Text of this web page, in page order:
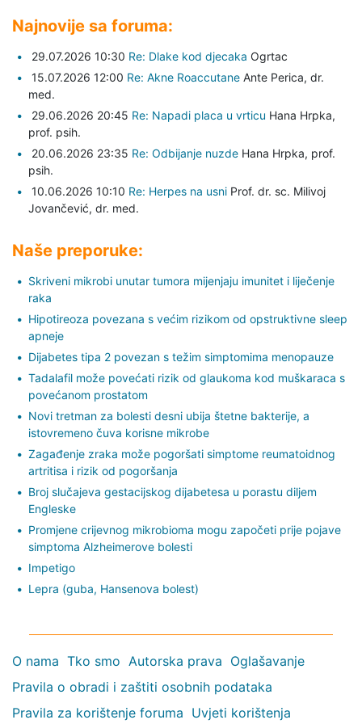
Najnovije sa foruma:
29.07.2026 10:30 Re: Dlake kod djecaka Ogrtac
15.07.2026 12:00 Re: Akne Roaccutane Ante Perica, dr.
med.
29.06.2026 20:45 Re: Napadi placa u vrticu Hana Hrpka,
prof. psih.
20.06.2026 23:35 Re: Odbijanje nuzde Hana Hrpka, prof.
psih.
10.06.2026 10:10 Re: Herpes na usni Prof. dr. sc. Milivoj
Jovančević, dr. med.
Naše preporuke:
Skriveni mikrobi unutar tumora mijenjaju imunitet i liječenje
raka
Hipotireoza povezana s većim rizikom od opstruktivne sleep
apneje
Dijabetes tipa 2 povezan s težim simptomima menopauze
Tadalafil može povećati rizik od glaukoma kod muškaraca s
povećanom prostatom
Novi tretman za bolesti desni ubija štetne bakterije, a
istovremeno čuva korisne mikrobe
Zagađenje zraka može pogoršati simptome reumatoidnog
artritisa i rizik od pogoršanja
Broj slučajeva gestacijskog dijabetesa u porastu diljem
Engleske
Promjene crijevnog mikrobioma mogu započeti prije pojave
simptoma Alzheimerove bolesti
Impetigo
Lepra (guba, Hansenova bolest)
O nama Tko smo Autorska prava Oglašavanje
Pravila o obradi i zaštiti osobnih podataka
Pravila za korištenje foruma Uvjeti korištenja